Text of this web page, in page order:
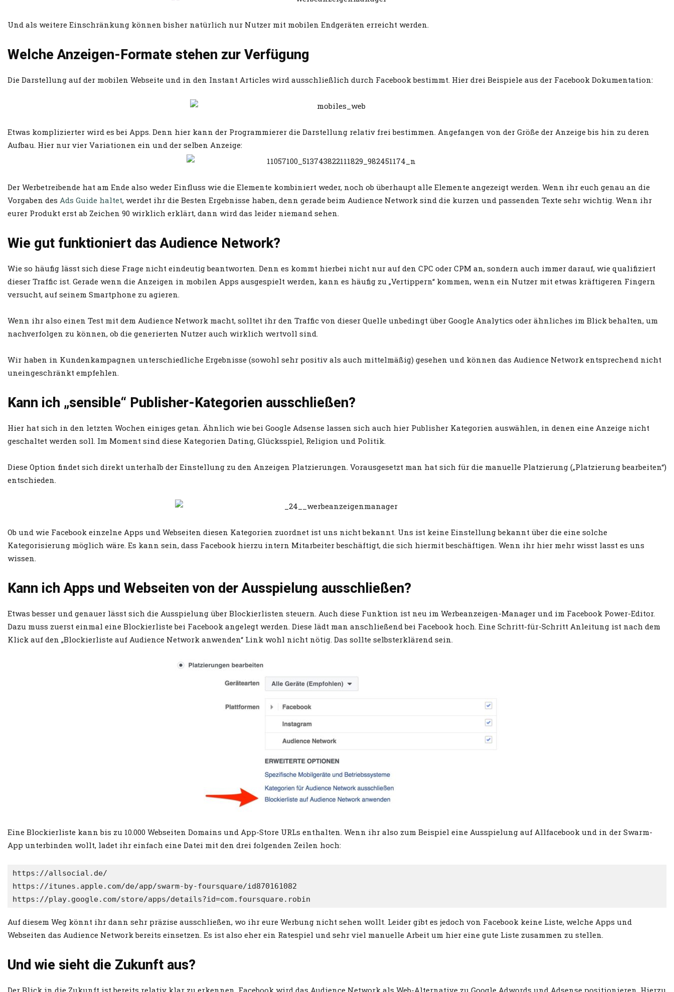
Und als weitere Einschränkung können bisher natürlich nur Nutzer mit mobilen Endgeräten erreicht werden.
Welche Anzeigen-Formate stehen zur Verfügung
Die Darstellung auf der mobilen Webseite und in den Instant Articles wird ausschließlich durch Facebook bestimmt. Hier drei Beispiele aus der Facebook Dokumentation:
Etwas komplizierter wird es bei Apps. Denn hier kann der Programmierer die Darstellung relativ frei bestimmen. Angefangen von der Größe der Anzeige bis hin zu deren
Aufbau. Hier nur vier Variationen ein und der selben Anzeige:
Der Werbetreibende hat am Ende also weder Einfluss wie die Elemente kombiniert weder, noch ob überhaupt alle Elemente angezeigt werden. Wenn ihr euch genau an die
Vorgaben des Ads Guide haltet, werdet ihr die Besten Ergebnisse haben, denn gerade beim Audience Network sind die kurzen und passenden Texte sehr wichtig. Wenn ihr
eurer Produkt erst ab Zeichen 90 wirklich erklärt, dann wird das leider niemand sehen.
Wie gut funktioniert das Audience Network?
Wie so häufig lässt sich diese Frage nicht eindeutig beantworten. Denn es kommt hierbei nicht nur auf den CPC oder CPM an, sondern auch immer darauf, wie qualifiziert
dieser Traffic ist. Gerade wenn die Anzeigen in mobilen Apps ausgespielt werden, kann es häufig zu „Vertippern“ kommen, wenn ein Nutzer mit etwas kräftigeren Fingern
versucht, auf seinem Smartphone zu agieren.
Wenn ihr also einen Test mit dem Audience Network macht, solltet ihr den Traffic von dieser Quelle unbedingt über Google Analytics oder ähnliches im Blick behalten, um
nachverfolgen zu können, ob die generierten Nutzer auch wirklich wertvoll sind.
Wir haben in Kundenkampagnen unterschiedliche Ergebnisse (sowohl sehr positiv als auch mittelmäßig) gesehen und können das Audience Network entsprechend nicht
uneingeschränkt empfehlen.
Kann ich „sensible“ Publisher-Kategorien ausschließen?
Hier hat sich in den letzten Wochen einiges getan. Ähnlich wie bei Google Adsense lassen sich auch hier Publisher Kategorien auswählen, in denen eine Anzeige nicht
geschaltet werden soll. Im Moment sind diese Kategorien Dating, Glücksspiel, Religion und Politik.
Diese Option findet sich direkt unterhalb der Einstellung zu den Anzeigen Platzierungen. Vorausgesetzt man hat sich für die manuelle Platzierung („Platzierung bearbeiten“)
entschieden.
Ob und wie Facebook einzelne Apps und Webseiten diesen Kategorien zuordnet ist uns nicht bekannt. Uns ist keine Einstellung bekannt über die eine solche
Kategorisierung möglich wäre. Es kann sein, dass Facebook hierzu intern Mitarbeiter beschäftigt, die sich hiermit beschäftigen. Wenn ihr hier mehr wisst lasst es uns
wissen.
Kann ich Apps und Webseiten von der Ausspielung ausschließen?
Etwas besser und genauer lässt sich die Ausspielung über Blockierlisten steuern. Auch diese Funktion ist neu im Werbeanzeigen-Manager und im Facebook Power-Editor.
Dazu muss zuerst einmal eine Blockierliste bei Facebook angelegt werden. Diese lädt man anschließend bei Facebook hoch. Eine Schritt-für-Schritt Anleitung ist nach dem
Klick auf den „Blockierliste auf Audience Network anwenden“ Link wohl nicht nötig. Das sollte selbsterklärend sein.
Eine Blockierliste kann bis zu 10.000 Webseiten Domains und App-Store URLs enthalten. Wenn ihr also zum Beispiel eine Ausspielung auf Allfacebook und in der Swarm-
App unterbinden wollt, ladet ihr einfach eine Datei mit den drei folgenden Zeilen hoch:
https://allsocial.de/
https://itunes.apple.com/de/app/swarm-by-foursquare/id870161082
https://play.google.com/store/apps/details?id=com.foursquare.robin
Auf diesem Weg könnt ihr dann sehr präzise ausschließen, wo ihr eure Werbung nicht sehen wollt. Leider gibt es jedoch von Facebook keine Liste, welche Apps und
Webseiten das Audience Network bereits einsetzen. Es ist also eher ein Ratespiel und sehr viel manuelle Arbeit um hier eine gute Liste zusammen zu stellen.
Und wie sieht die Zukunft aus?
Der Blick in die Zukunft ist bereits relativ klar zu erkennen. Facebook wird das Audience Network als Web-Alternative zu Google Adwords und Adsense positionieren. Hierzu